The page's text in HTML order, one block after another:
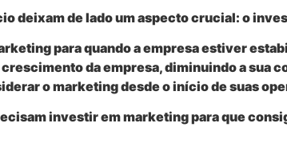
deixam de lado um aspecto crucial: o
para quando a empresa estiver
da empresa, diminuindo a sua
o marketing desde o início de suas
investir em marketing para que